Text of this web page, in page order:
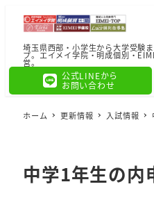
埼玉県西部・小学生から大学受験
プ。エイメイ学院・明成個別・
営。
公式LINEから
お問い合わせ
ホーム 更新情報 入試情報
中学1年生の内